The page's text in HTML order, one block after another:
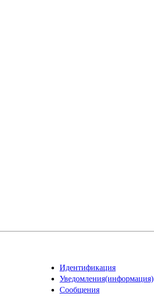
Идентификация
Уведомления(информация)
Сообщения